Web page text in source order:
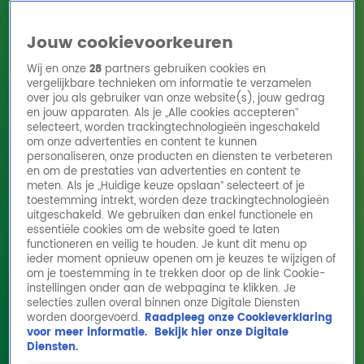
HomeActiesRadioshows DJ'sRadio 10 zendersHitlijsten
Radio luisteren
Volg Radio 10
Zoeken
HomeOnline Radio LuisterenActiesShowsAlle zenders
Dit is een fatsoenlijk bedrag om je vrienden
cadeau te doen
11 sep 2025, 10:28
Jouw cookievoorkeuren
Wij en onze28 partners gebruiken cookies en
vergelijkbare technieken om informatie te verzamelen
over jou als gebruiker van onze website(s), jouw gedrag
en jouw apparaten. Als je „Alle cookies accepteren”
selecteert, worden trackingtechnologieën ingeschakeld
om onze advertenties en content te kunnen
personaliseren, onze producten en diensten te verbeteren
en om de prestaties van advertenties en content te
meten. Als je „Huidige keuze opslaan” selecteert of je
toestemming intrekt, worden deze trackingtechnologieën
uitgeschakeld. We gebruiken dan enkel functionele en
essentiële cookies om de website goed te laten
functioneren en veilig te houden. Je kunt dit menu op
ieder moment opnieuw openen om je keuzes te wijzigen of
om je toestemming in te trekken door op de link Cookie-
instellingen onder aan de webpagina te klikken. Je
selecties zullen overal binnen onze Digitale Diensten
worden doorgevoerd. Raadpleeg onze Cookieverklaring
voor meer informatie. Bekijk hier onze Digitale
Diensten.